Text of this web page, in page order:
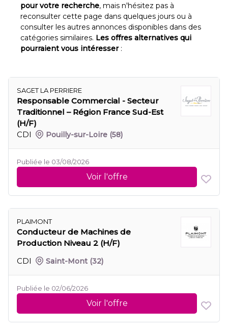
pour votre recherche, mais n'hésitez pas à
reconsulter cette page dans quelques jours ou à
consulter les autres annonces disponibles dans des
catégories similaires. Les offres alternatives qui
pourraient vous intéresser:
SAGET LA PERRIERE
Responsable Commercial - Secteur
Traditionnel – Région France Sud-Est
(H/F)
CDI
Pouilly-sur-Loire (58)
Publiée le 03/08/2026
Voir l'offre
PLAIMONT
Conducteur de Machines de
Production Niveau 2 (H/F)
CDI
Saint-Mont (32)
Publiée le 02/06/2026
Voir l'offre